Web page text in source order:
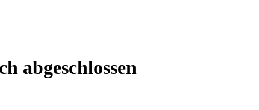
abgeschlossen